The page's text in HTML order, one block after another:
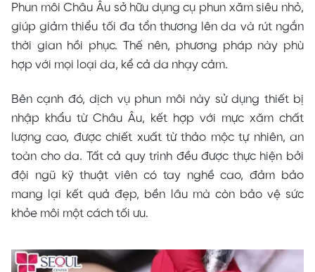
Phun môi Châu Âu sở hữu dụng cụ phun xăm siêu nhỏ,
giúp giảm thiểu tối đa tổn thương lên da và rút ngắn
thời gian hồi phục. Thế nên, phương pháp này phù
hợp với mọi loại da, kể cả da nhạy cảm.
Bên cạnh đó, dịch vụ phun môi này sử dụng thiết bị
nhập khẩu từ Châu Âu, kết hợp với mực xăm chất
lượng cao, được chiết xuất từ thảo mộc tự nhiên, an
toàn cho da. Tất cả quy trình đều được thực hiện bởi
đội ngũ kỹ thuật viên có tay nghề cao, đảm bảo
mang lại kết quả đẹp, bền lâu mà còn bảo vệ sức
khỏe môi một cách tối ưu.